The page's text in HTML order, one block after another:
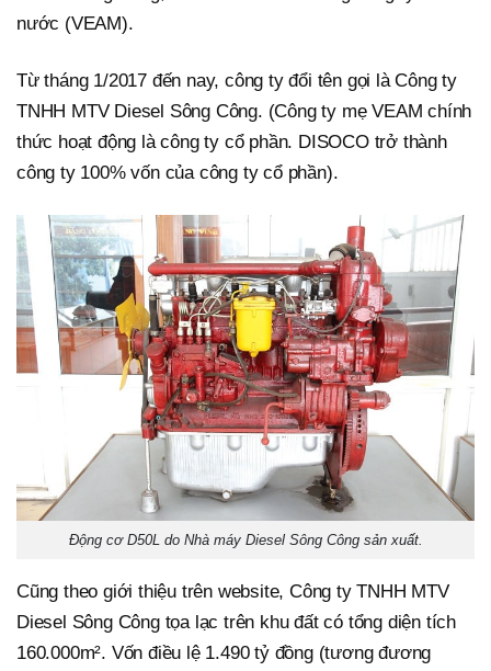
nước (VEAM).
Từ tháng 1/2017 đến nay, công ty đổi tên gọi là Công ty
TNHH MTV Diesel Sông Công. (Công ty mẹ VEAM chính
thức hoạt động là công ty cổ phần. DISOCO trở thành
công ty 100% vốn của công ty cổ phần).
Động cơ D50L do Nhà máy Diesel Sông Công sản xuất.
Cũng theo giới thiệu trên website, Công ty TNHH MTV
Diesel Sông Công tọa lạc trên khu đất có tổng diện tích
160.000m². Vốn điều lệ 1.490 tỷ đồng (tương đương